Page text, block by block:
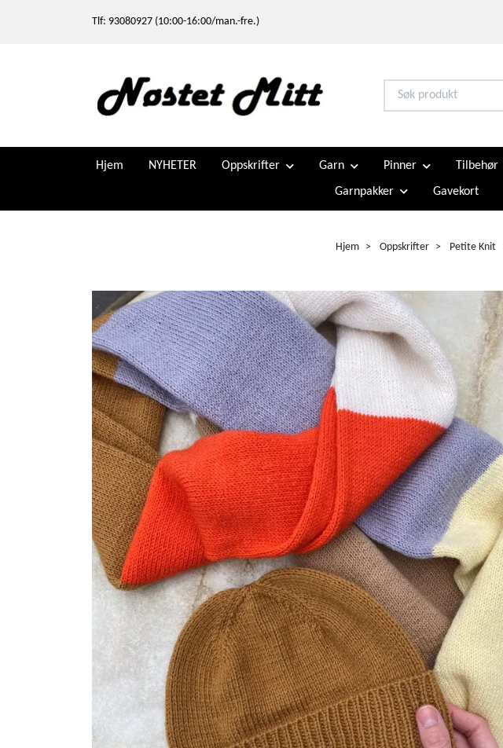
Tlf: 93080927 (10:00-16:00/man.-fre.)
Hjem NYHETER Oppskrifter Garn Pinner Tilbehør
Garnpakker Gavekort
Hjem Oppskrifter Petite Knit